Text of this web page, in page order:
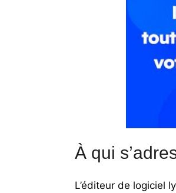
À qui
L’éditeur de logiciel